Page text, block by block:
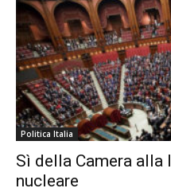
Politica Italia
Sì della Camera alla
nucleare